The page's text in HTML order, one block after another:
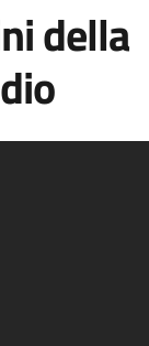
della